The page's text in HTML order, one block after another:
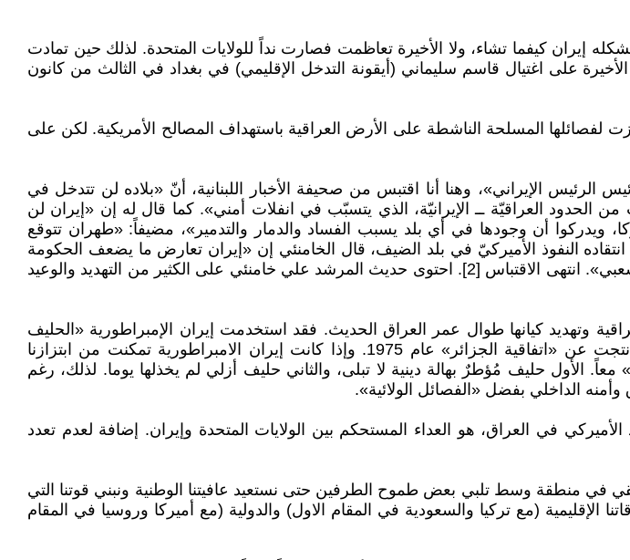
إيران كيفما تشاء، ولا الأخيرة تعاظمت فصارت نداً للولايات المتحدة. لذلك حين تمادت
على اغتيال قاسم سليماني (أيقونة التدخل الإقليمي) في بغداد في الثالث من كانون
لفصائلها المسلحة الناشطة على الأرض العراقية باستهداف المصالح الأمريكية. لكن على
الإيراني»، وهنا أنا اقتبس من صحيفة الأخبار اللبنانية، أنّ «بلاده لن تتدخل في
الحدود العراقيّة ــ الإيرانيّة، الذي يتسبّب في انفلات أمني». كما قال له إن «إيران لن
ويدركوا أن وجودها في أي بلد يسبب الفساد والدمار والتدمير»، مضيفاً: «طهران تتوقع
انتقاده النفوذ الأميركيّ في بلد الضيف، قال الخامنئي إن «إيران تعارض ما يضعف الحكومة
العراقية، عكس واشنطن التي لا تريد حكومة عراقيّة مستقلّة وقويّة منتخبة عبر تصويت شعبي». انتهى الاقتباس [2]. احتوى حديث المرشد علي خامنئي على الكثير من التهديد والوعيد
وتهديد كيانها طوال عمر العراق الحديث. فقد استخدمت إيران الإمبراطورية «الحليف
الكردي» لانتزاع تنازلات كبيرة من الحكومة العراقية. وهو ما تجسد في المعاهدة التي نتجت عن «اتفاقية الجزائر» عام 1975. وإذا كانت إيران الامبراطورية تمكنت من ابتزازنا
الأول حليف مُؤطرٌ بهالة دينية لا تبلى، والثاني حليف أزلي لم يخذلها يوما. لذلك، رغم
الداخلي بفضل «الفصائل الولائية».
في العراق، هو العداء المستحكم بين الولايات المتحدة وإيران. إضافة لعدم تعدد
في منطقة وسط تلبي بعض طموح الطرفين حتى نستعيد عافيتنا الوطنية ونبني قوتنا التي
الإقليمية (مع تركيا والسعودية في المقام الاول) والدولية (مع أميركا وروسيا في المقام